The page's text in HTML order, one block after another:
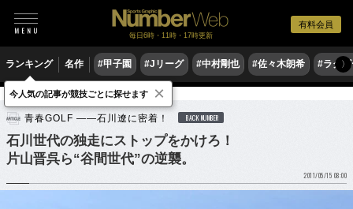
有料会員
毎日6時・11時・17時更新
ランキング 名作 #甲子園 #Jリーグ #中村剛也 #佐々木朗希 #ラグ〉
ゴルフ 男子ゴルフ
青春GOLF ――石川遼に密着！ BACK NUMBER
石川世代の独走にストップをかけろ！
片山晋呉ら“谷間世代”の逆襲。
2011/05/15 08:00
今人気の記事が競技ごとに探せます ×